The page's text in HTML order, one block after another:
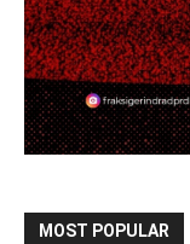
MOST POPULAR